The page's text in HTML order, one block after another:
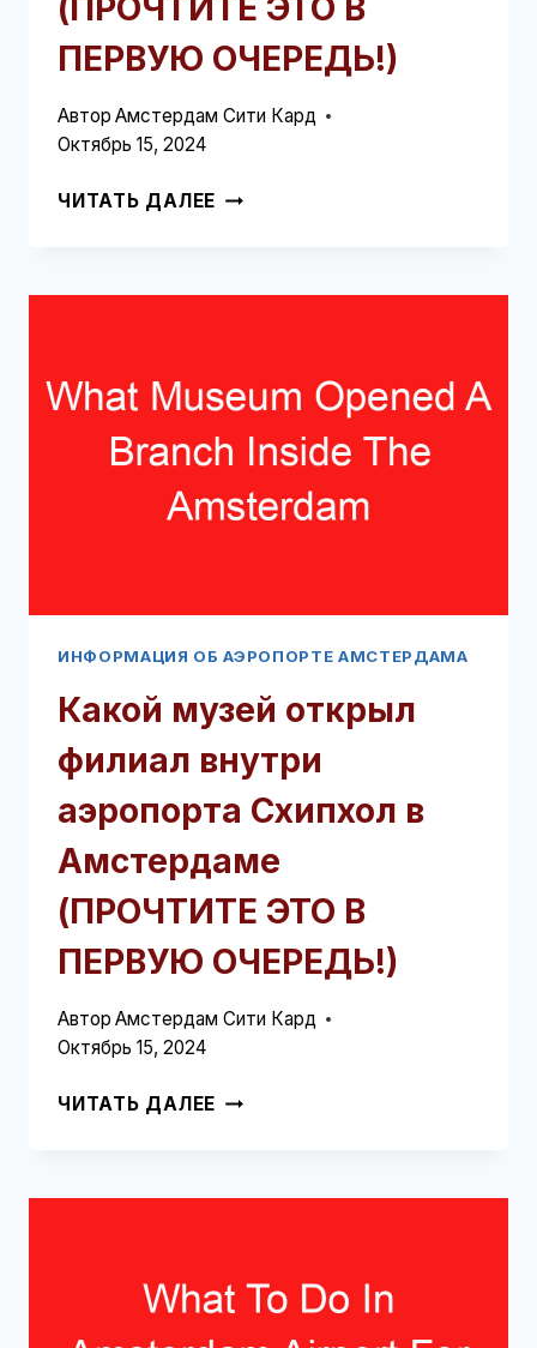
(ПРОЧТИТЕ ЭТО В
ПЕРВУЮ ОЧЕРЕДЬ!)
Автор Амстердам Сити Кард
Октябрь 15, 2024
ЧИТАТЬ ДАЛЕЕ ЧТО
ЭТО
ПЕРВУЮ
ИНФОРМАЦИЯ ОБ АЭРОПОРТЕ АМСТЕРДАМА
Какой музей открыл
филиал внутри
аэропорта Схипхол в
Амстердаме
(ПРОЧТИТЕ ЭТО В
ПЕРВУЮ ОЧЕРЕДЬ!)
Автор Амстердам Сити Кард
Октябрь 15, 2024
ЧИТАТЬ ДАЛЕЕ КАКОЙ
В